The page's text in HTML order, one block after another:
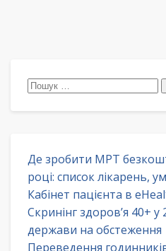
Пошук:
Де зробити МРТ
році: список лікарень,
Кабінет пацієнта в
Скринінг здоров’я 40+ у
держави на обстеження
Переведення